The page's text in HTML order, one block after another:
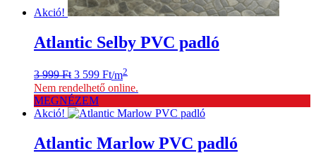
Akció!
Atlantic Selby PVC padló
3 999Ft Original
price
was:
3
999 Ft.
3 599 FtCurrent
price
is:
3
599 Ft.
/m2
Nem rendelhető online.
MEGNÉZEM
Akció!
Atlantic Marlow PVC padló